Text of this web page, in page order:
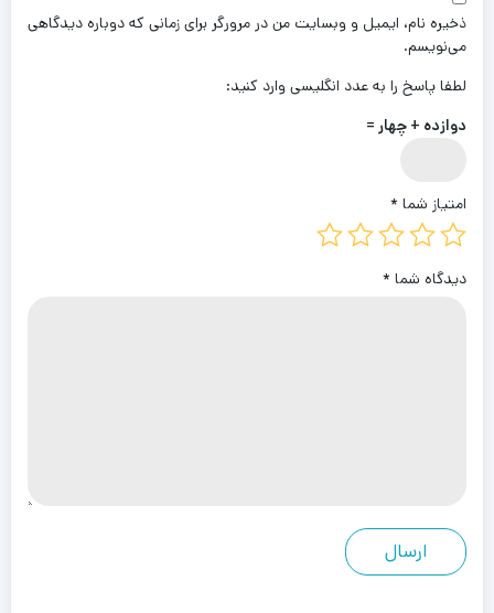
ذخیره نام، ایمیل و وبسایت من در مرورگر برای زمانی که دوباره دیدگاهی
می‌نویسم.
لطفا پاسخ را به عدد انگلیسی وارد کنید:
دوازده + چهار =
امتیاز شما *
دیدگاه شما *